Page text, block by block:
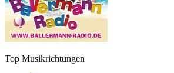
Top Musikrichtungen